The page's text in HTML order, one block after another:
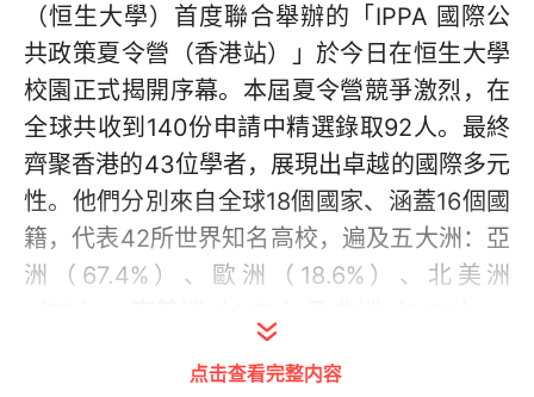
（恒生大學）首度聯合舉辦的「IPPA 國際公
共政策夏令營（香港站）」於今日在恒生大學
校園正式揭開序幕。本屆夏令營競爭激烈，在
全球共收到140份申請中精選錄取92人。最終
齊聚香港的43位學者，展現出卓越的國際多元
性。他們分別來自全球18個國家、涵蓋16個國
籍，代表42所世界知名高校，遍及五大洲：亞
洲（67.4%）、歐洲（18.6%）、北美洲
學員所屬的院校包括多所國際頂尖學府，如新
加坡國立大學（NUS）、香港大學（HKU）、
点击查看完整内容